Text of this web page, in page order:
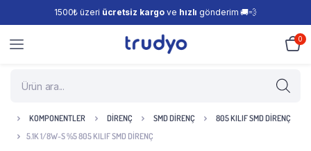
1500₺ üzeri ücretsiz kargo ve hızlı gönderim 🚚💨
0
KOMPONENTLER DIRENÇ SMD DIRENÇ
805 KILIF SMD DIRENÇ
5.1K 1/8W-S %5 805 KILIF SMD DIRENÇ